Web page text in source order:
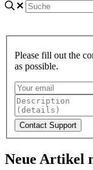
Please fill out the
as possible.
Neue Artikel